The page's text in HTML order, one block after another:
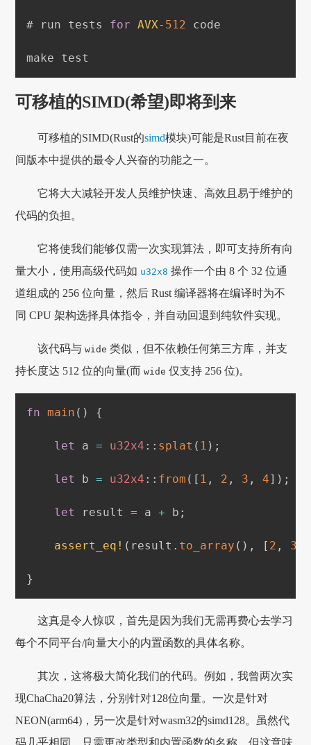
# run tests for AVX- 512 code
可移植的SIMD(希望)即将到来
可移植的SIMD(Rust的simd模块)可能是Rust目前在夜
间版本中提供的最令人兴奋的功能之一。
它将大大减轻开发人员维护快速、高效且易于维护的
代码的负担。
它将使我们能够仅需一次实现算法，即可支持所有向
量大小，使用高级代码如 u32x8 操作一个由 8 个 32 位通
道组成的 256 位向量，然后 Rust 编译器将在编译时为不
同 CPU 架构选择具体指令，并自动回退到纯软件实现。
该代码与wide 类似，但不依赖任何第三方库，并支
持长度达 512 位的向量(而wide 仅支持 256 位)。
fn main ( ) {
let a = u32x4 :: splat ( 1 ) ;
let b = u32x4 :: from ( [ 1 , 2 , 3 , 4] ) ;
let result = a + b ;
assert_eq! ( result . to_array ( ) , [ 2 , 3
}
这真是令人惊叹，首先是因为我们无需再费心去学习
每个不同平台/向量大小的内置函数的具体名称。
其次，这将极大简化我们的代码。例如，我曾两次实
现ChaCha20算法，分别针对128位向量。一次是针对
NEON(arm64)，另一次是针对wasm32的simd128。虽然代